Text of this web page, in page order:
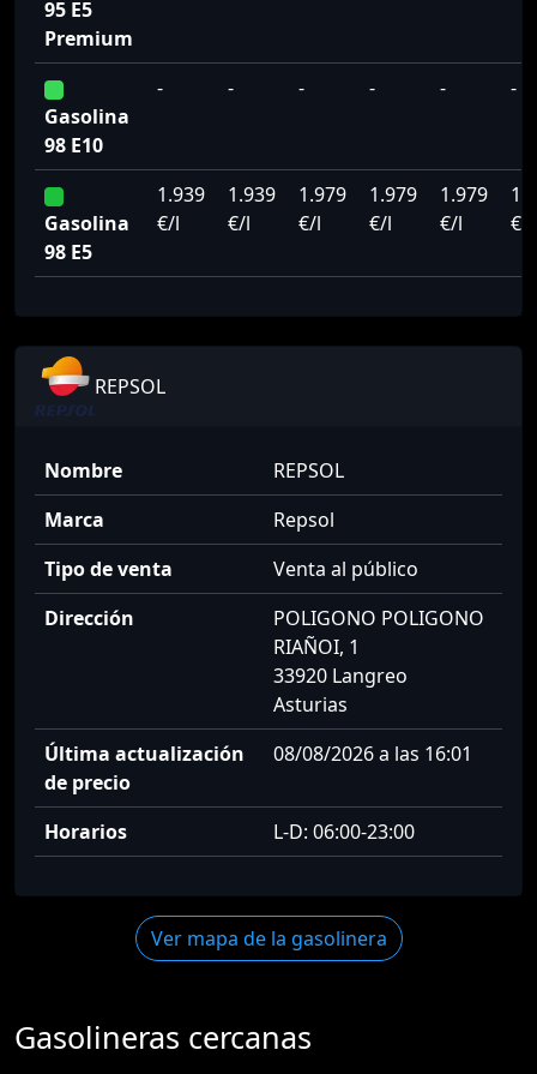
95 E5
Premium
Gasolina
98 E10
- - - - - -
Gasolina
98 E5
1.939
€/l
1.939
€/l
1.979
€/l
1.979
€/l
1.979
€/l
€/l
REPSOL
Nombre
REPSOL
Marca
Repsol
Tipo de venta
Venta al público
Dirección
POLIGONO POLIGONO
RIAÑOI, 1
33920 Langreo
Asturias
Última actualización
de precio
08/08/2026 a las 16:01
Horarios L-D: 06:00-23:00
Ver mapa de la gasolinera
Gasolineras cercanas